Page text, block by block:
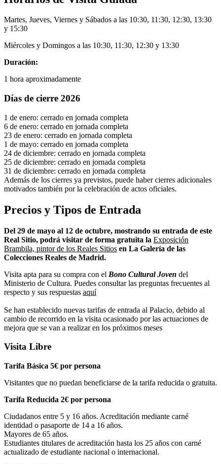
Martes, Jueves, Viernes y Sábados a las 10:30, 11:30, 12:30, 13:30
y 15:30
Miércoles y Domingos a las 10:30, 11:30, 12:30 y 13:30
Duración:
1 hora aproximadamente
Días de cierre 2026
1 de enero: cerrado en jornada completa
6 de enero: cerrado en jornada completa
23 de enero: cerrado en jornada completa
1 de mayo: cerrado en jornada completa
24 de diciembre: cerrado en jornada completa
25 de diciembre: cerrado en jornada completa
31 de diciembre: cerrado en jornada completa
Además de los cierres ya previstos, puede haber cierres adicionales
motivados también por la celebración de actos oficiales.
Precios y Tipos de Entrada
Del 29 de mayo al 12 de octubre, mostrando su entrada de este
Real Sitio, podrá visitar de forma gratuita la Exposición
Brambila, pintor de los Reales Sitios en La Galería de las
Colecciones Reales de Madrid.
Visita apta para su compra con el Bono Cultural Joven del
Ministerio de Cultura. Puedes consultar las preguntas frecuentes al
respecto y sus respuestas aquí
Se han establecido nuevas tarifas de entrada al Palacio, debido al
cambio de recorrido en la visita ocasionado por las actuaciones de
mejora que se van a realizar en los próximos meses
Visita Libre
Tarifa Básica 5€ por persona
Visitantes que no puedan beneficiarse de la tarifa reducida o gratuita.
Tarifa Reducida 2€ por persona
Ciudadanos entre 5 y 16 años. Acreditación mediante carné
identidad o pasaporte de 14 a 16 años.
Mayores de 65 años.
Estudiantes titulares de acreditación hasta los 25 años con carné
actualizado de estudiante nacional o internacional.